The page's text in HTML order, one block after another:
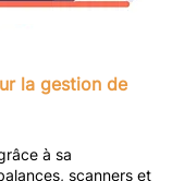
la gestion de
à sa
scanners et